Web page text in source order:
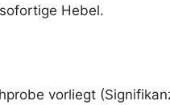
Hebel.
vorliegt